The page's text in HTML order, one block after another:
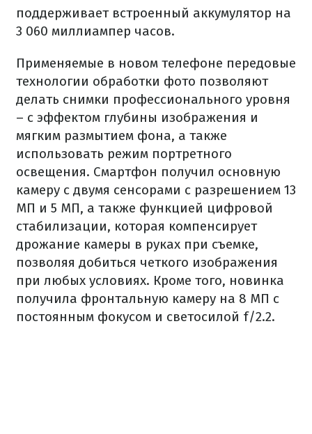
поддерживает встроенный аккумулятор на
3 060 миллиампер часов.
Применяемые в новом телефоне передовые
технологии обработки фото позволяют
делать снимки профессионального уровня
– с эффектом глубины изображения и
мягким размытием фона, а также
использовать режим портретного
освещения. Смартфон получил основную
камеру с двумя сенсорами с разрешением 13
МП и 5 МП, а также функцией цифровой
стабилизации, которая компенсирует
дрожание камеры в руках при съемке,
позволяя добиться четкого изображения
при любых условиях. Кроме того, новинка
получила фронтальную камеру на 8 МП с
постоянным фокусом и светосилой f/2.2.